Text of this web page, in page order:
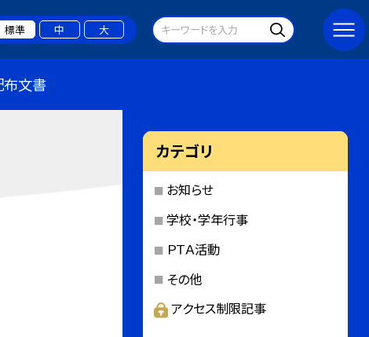
標準 中 大
布文書
カテゴリ
お知らせ
学校・学年行事
ＰＴＡ活動
その他
アクセス制限記事